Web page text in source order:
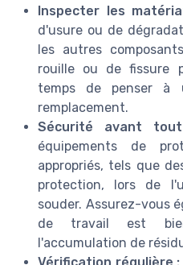
Inspecter les
d'usure ou de
les autres
rouille ou de fissure
temps de penser à
remplacement.
Sécurité avant
équipements de
appropriés, tels que
protection, lors de
souder. Assurez-vous
de travail est
l'accumulation de